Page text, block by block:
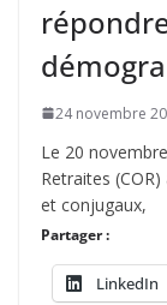
24 novembre
Le 20
Retraites
et conjugaux,
Partager :
LinkedIn